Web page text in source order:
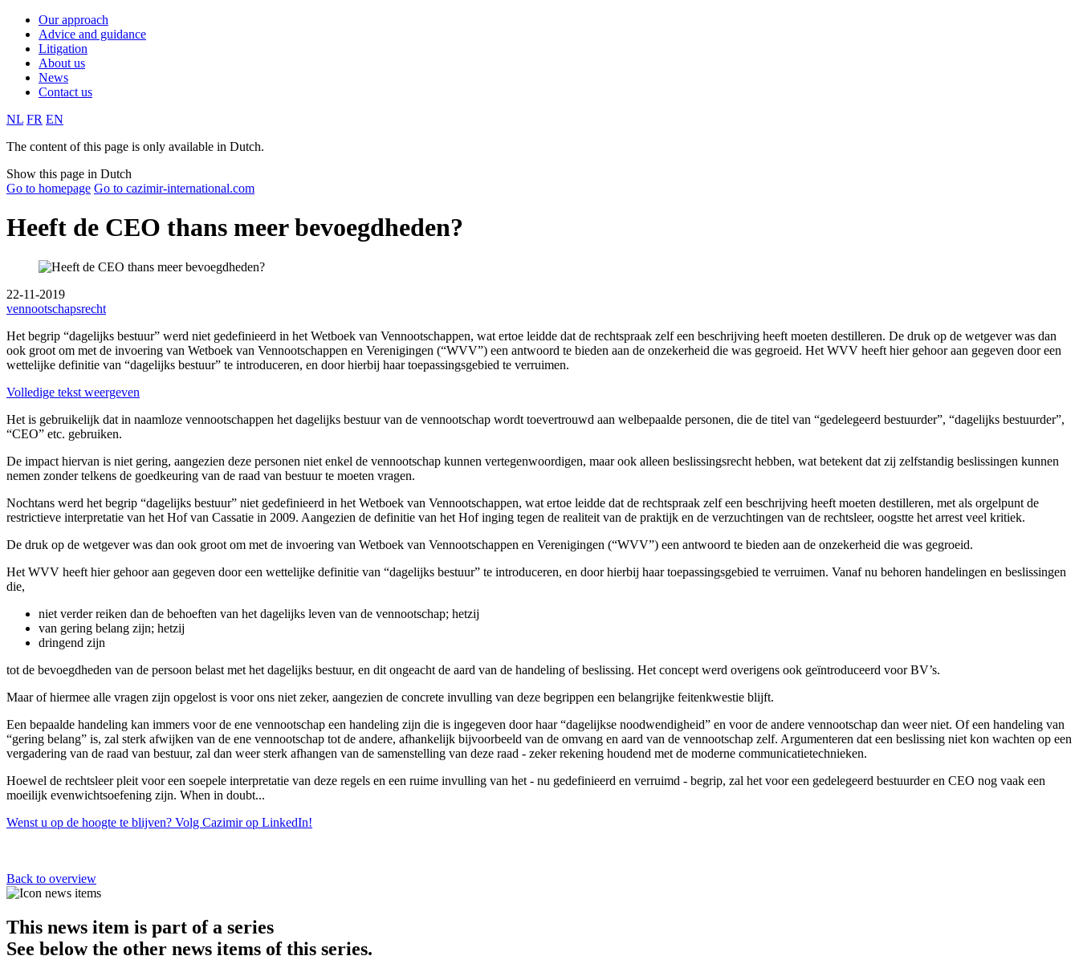
Our approach
Advice and guidance
Litigation
About us
News
Contact us
NL FR EN
The content of this page is only available in Dutch.
Show this page in Dutch
Go to homepage Go to cazimir-international.com
Heeft de CEO thans meer bevoegdheden?
22-11-2019
vennootschapsrecht
Het begrip “dagelijks bestuur” werd niet gedefinieerd in het Wetboek van Vennootschappen, wat ertoe leidde dat de rechtspraak zelf een beschrijving heeft moeten destilleren. De druk op de wetgever was dan
ook groot om met de invoering van Wetboek van Vennootschappen en Verenigingen (“WVV”) een antwoord te bieden aan de onzekerheid die was gegroeid. Het WVV heeft hier gehoor aan gegeven door een
wettelijke definitie van “dagelijks bestuur” te introduceren, en door hierbij haar toepassingsgebied te verruimen.
Volledige tekst weergeven
Het is gebruikelijk dat in naamloze vennootschappen het dagelijks bestuur van de vennootschap wordt toevertrouwd aan welbepaalde personen, die de titel van “gedelegeerd bestuurder”, “dagelijks bestuurder”,
“CEO” etc. gebruiken.
De impact hiervan is niet gering, aangezien deze personen niet enkel de vennootschap kunnen vertegenwoordigen, maar ook alleen beslissingsrecht hebben, wat betekent dat zij zelfstandig beslissingen kunnen
nemen zonder telkens de goedkeuring van de raad van bestuur te moeten vragen.
Nochtans werd het begrip “dagelijks bestuur” niet gedefinieerd in het Wetboek van Vennootschappen, wat ertoe leidde dat de rechtspraak zelf een beschrijving heeft moeten destilleren, met als orgelpunt de
restrictieve interpretatie van het Hof van Cassatie in 2009. Aangezien de definitie van het Hof inging tegen de realiteit van de praktijk en de verzuchtingen van de rechtsleer, oogstte het arrest veel kritiek.
De druk op de wetgever was dan ook groot om met de invoering van Wetboek van Vennootschappen en Verenigingen (“WVV”) een antwoord te bieden aan de onzekerheid die was gegroeid.
Het WVV heeft hier gehoor aan gegeven door een wettelijke definitie van “dagelijks bestuur” te introduceren, en door hierbij haar toepassingsgebied te verruimen. Vanaf nu behoren handelingen en beslissingen
die,
niet verder reiken dan de behoeften van het dagelijks leven van de vennootschap; hetzij
van gering belang zijn; hetzij
dringend zijn
tot de bevoegdheden van de persoon belast met het dagelijks bestuur, en dit ongeacht de aard van de handeling of beslissing. Het concept werd overigens ook geïntroduceerd voor BV’s.
Maar of hiermee alle vragen zijn opgelost is voor ons niet zeker, aangezien de concrete invulling van deze begrippen een belangrijke feitenkwestie blijft.
Een bepaalde handeling kan immers voor de ene vennootschap een handeling zijn die is ingegeven door haar “dagelijkse noodwendigheid” en voor de andere vennootschap dan weer niet. Of een handeling van
“gering belang” is, zal sterk afwijken van de ene vennootschap tot de andere, afhankelijk bijvoorbeeld van de omvang en aard van de vennootschap zelf. Argumenteren dat een beslissing niet kon wachten op een
vergadering van de raad van bestuur, zal dan weer sterk afhangen van de samenstelling van deze raad - zeker rekening houdend met de moderne communicatietechnieken.
Hoewel de rechtsleer pleit voor een soepele interpretatie van deze regels en een ruime invulling van het - nu gedefinieerd en verruimd - begrip, zal het voor een gedelegeerd bestuurder en CEO nog vaak een
moeilijk evenwichtsoefening zijn. When in doubt...
Wenst u op de hoogte te blijven? Volg Cazimir op LinkedIn!
Back to overview
This news item is part of a series
See below the other news items of this series.